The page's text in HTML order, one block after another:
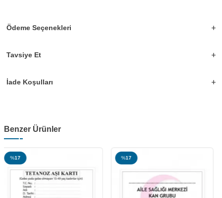
Ödeme Seçenekleri
Tavsiye Et
İade Koşulları
Benzer Ürünler
%17 %17